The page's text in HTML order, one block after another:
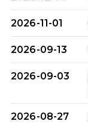
2026-11-01
2026-09-13
2026-09-03
2026-08-27